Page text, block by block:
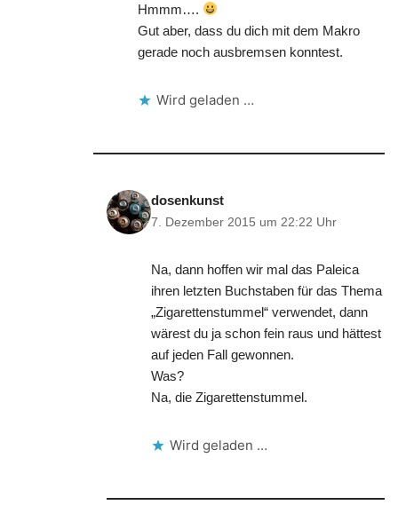
Hmmm….
Gut aber, dass du dich mit dem Makro
gerade noch ausbremsen konntest.
Wird geladen …
dosenkunst
7. Dezember 2015 um 22:22 Uhr
Na, dann hoffen wir mal das Paleica
ihren letzten Buchstaben für das Thema
„Zigarettenstummel“ verwendet, dann
wärest du ja schon fein raus und hättest
auf jeden Fall gewonnen.
Was?
Na, die Zigarettenstummel.
Wird geladen …